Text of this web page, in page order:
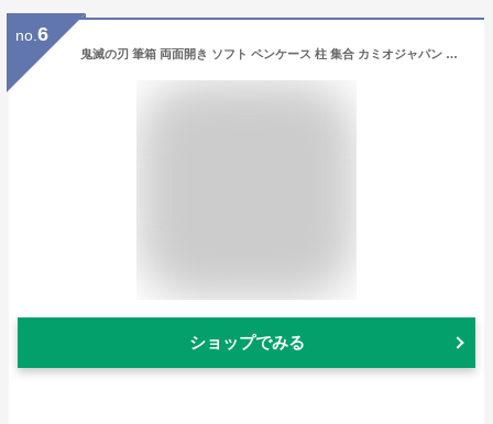
no. 6
鬼滅の刃 筆箱 両面開き ソフト ペンケース 柱 集合 カミオジャパン 新学期準備文具 小学生 子ども キッズ 男の子 女の子 アニメキャラクター グッズ シネマコレクション プレゼント ギフト
ショップでみる